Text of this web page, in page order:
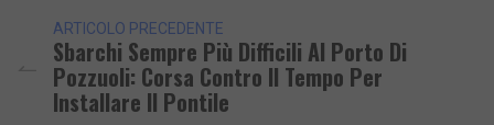
ARTICOLO PRECEDENTE
Sbarchi Sempre Più Difficili Al Porto Di
Pozzuoli: Corsa Contro Il Tempo Per
Installare Il Pontile